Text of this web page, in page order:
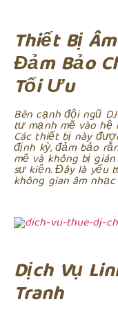
Thiết Bị
Đảm Bảo
Tối Ưu
Bên cạnh đội ngũ
tư mạnh mẽ vào
Các thiết bị này
định kỳ, đảm bảo
mẽ và không bị
sự kiện. Đây là yếu
không gian âm
Dịch Vụ
Tranh